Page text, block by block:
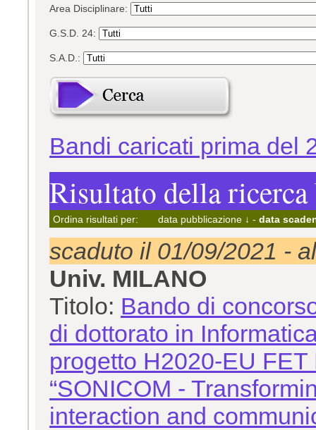
Area Disciplinare:
G.S.D. 24:
S.A.D.:
Bandi caricati prima del
Risultato della
Ordina risultati per: data pubblicazione ↓ - data
scaduto il 01/09/2021 -
Univ. MILANO
Titolo: Bando di
di dottorato in
progetto H2020-EU
“SONICOM -
interaction and